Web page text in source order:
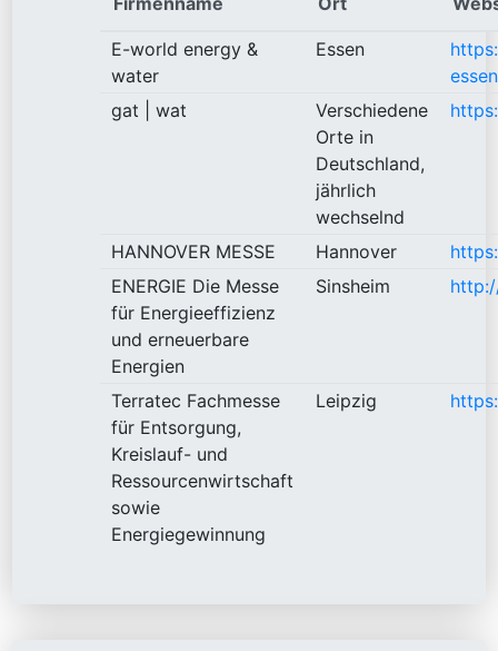
E-world energy &
water
Essen
gat | wat
Verschiedene
Orte in
Deutschland,
jährlich
wechselnd
HANNOVER MESSE Hannover
ENERGIE Die Messe
für Energieeffizienz
und erneuerbare
Energien
Sinsheim
Terratec Fachmesse
für Entsorgung,
Kreislauf- und
Ressourcenwirtschaft
sowie
Energiegewinnung
Leipzig